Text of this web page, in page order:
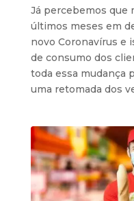
Já percebemos que
últimos meses em
novo Coronavírus e
de consumo dos
toda essa mudança
uma retomada dos